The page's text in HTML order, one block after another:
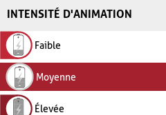
INTENSITÉ D'ANIMATION
Faible
Moyenne
Élevée